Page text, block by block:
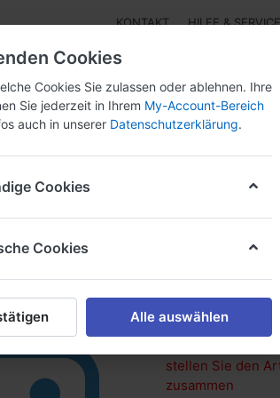
KONTAKT HILFE &
☎ 037296 69240
Materialien und Oberflächen Jobs
stellen Sie den
zusammen
Cookies
Cookies Sie zulassen oder ablehnen. Ihre
Sie jederzeit in Ihrem My-Account-Bereich
auch in unserer Datenschutzerklärung.
Cookies
Cookies
Alle auswählen